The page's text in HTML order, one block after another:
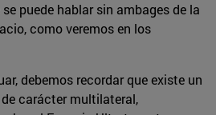
puede hablar sin ambages de la
como veremos en los
debemos recordar que existe un
carácter multilateral,